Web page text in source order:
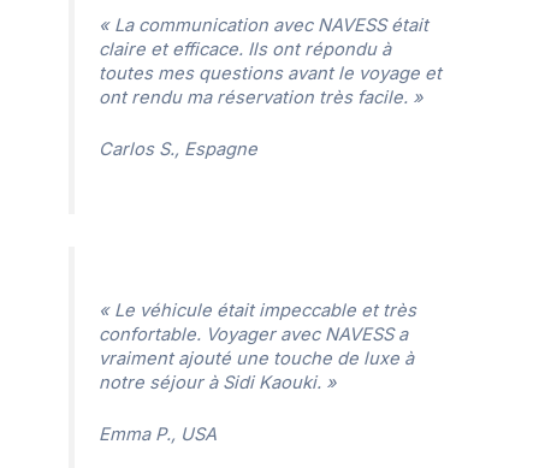
« La communication avec NAVESS était
claire et efficace. Ils ont répondu à
toutes mes questions avant le voyage et
ont rendu ma réservation très facile. »
Carlos S., Espagne
« Le véhicule était impeccable et très
confortable. Voyager avec NAVESS a
vraiment ajouté une touche de luxe à
notre séjour à Sidi Kaouki. »
Emma P., USA